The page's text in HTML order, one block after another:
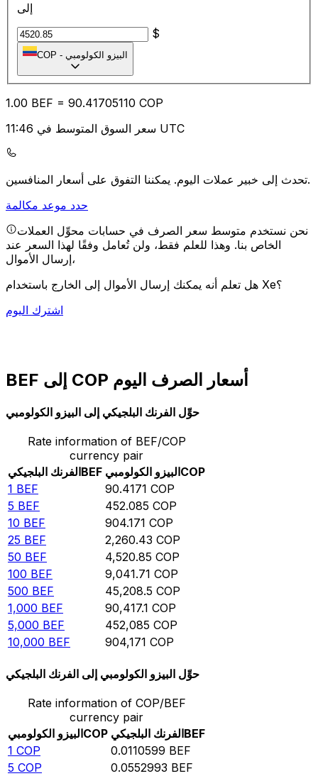
إلى
$
COP - البيزو الكولومبي
1.00 BEF = 90.41705110 COP
سعر السوق المتوسط في 11:46 UTC
تحدث إلى خبير عملات اليوم.يمكننا التفوق على أسعار المنافسين.
حدد موعد مكالمة
نحن نستخدم متوسط سعر الصرف في حسابات محوِّل العملات
الخاص بنا. وهذا للعلم فقط، ولن تُعامل وفقًا لهذا السعر عند
إرسال الأموال،
هل تعلم أنه يمكنك إرسال الأموال إلى الخارج باستخدام Xe؟
اشترك اليوم
BEF إلى COP أسعار الصرف اليوم
حوِّل الفرنك البلجيكي إلى البيزو الكولومبي
Rate information of BEF/COP
currency pair
الفرنك البلجيكيBEF البيزو الكولومبيCOP
1 BEF 90.4171 COP
5 BEF 452.085 COP
10 BEF 904.171 COP
25 BEF 2,260.43 COP
50 BEF 4,520.85 COP
100 BEF 9,041.71 COP
500 BEF 45,208.5 COP
1,000 BEF 90,417.1 COP
5,000 BEF 452,085 COP
10,000 BEF 904,171 COP
حوِّل البيزو الكولومبي إلى الفرنك البلجيكي
Rate information of COP/BEF
currency pair
البيزو الكولومبيCOP الفرنك البلجيكيBEF
1 COP 0.0110599 BEF
5 COP 0.0552993 BEF